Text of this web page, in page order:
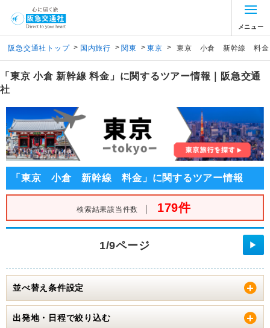
メニュー
阪急交通社トップ > 国内旅行 > 関東 > 東京 > 東京 小倉 新幹線 料金
「東京 小倉 新幹線 料金」に関するツアー情報｜阪急交通
社
「東京 小倉 新幹線 料金」に関するツアー情報
検索結果該当件数 ｜ 179件
1/9ページ ▶
並べ替え条件設定
出発地・日程で絞り込む